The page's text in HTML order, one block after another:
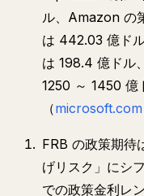
ル、Amazon の
は 442.03 億ド
は 198.4 億ドル
1250 ～ 1450 億
（microsoft.com
FRB の政策期待
げリスク」にシ
での政策金利レ